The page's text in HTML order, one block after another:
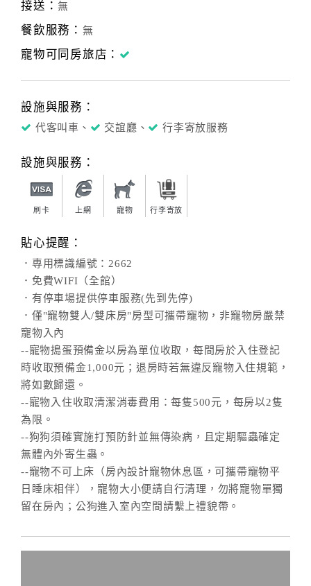
接送：無
餐飲服務： 無
寵物可同房旅店：
設施與服務：
代客叫車、 交誼廳、 行李寄放服務
設施與服務：
刷卡 上網 寵物 行李寄放
貼心提醒：
．專用標識編號：2662
．免費WIFI（全館）
．有停車場提供停車服務(先到先停)
．僅"寵物雙人/雙床房"房型可攜帶寵物，非寵物房嚴禁
寵物入內
--寵物搗蛋預備金以房為單位收取，每間房於入住登記
時收取預備金1,000元；退房時若無違反寵物入住規範，
將如數歸還。
--寵物入住收取清潔消毒費用：每隻500元，每房以2隻
為限。
--狗狗須確實施打預防針並無傳染病，且定期驅蟲確定
無體內外寄生蟲。
--寵物不可上床（房內設計寵物休息區，可攜帶寵物平
日睡床相伴），寵物大小便請自行清理，勿將寵物單獨
留在房內；公狗進入室內空間請繫上禮貌帶。